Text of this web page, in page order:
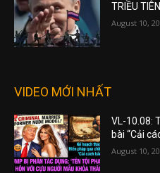
TRIỀU
August 10,
VIDEO MỚI NHẤT
VL-10.08:
bài “Cải
August 10,